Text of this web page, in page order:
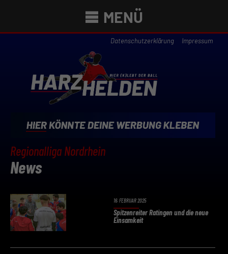
MENÜ
Datenschutzerklärung Impressum
Regionalliga Nordrhein
News
16. FEBRUAR 2025
Spitzenreiter Ratingen und die neue
Einsamkeit